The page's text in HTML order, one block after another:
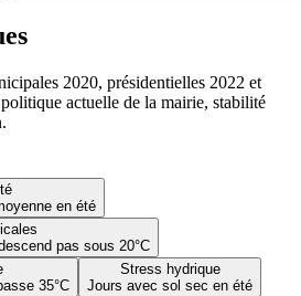
en été
pas sous 20°C
35°C
Stress hydrique
Jours avec sol sec en été
2020, présidentielles 2022 et
actuelle de la mairie, stabilité